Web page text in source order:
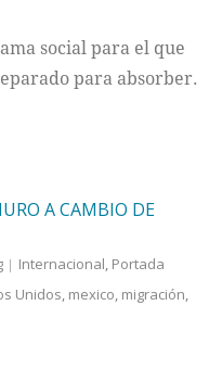
social para el que
para absorber.
A CAMBIO DE
Internacional, Portada
Unidos, mexico, migración,